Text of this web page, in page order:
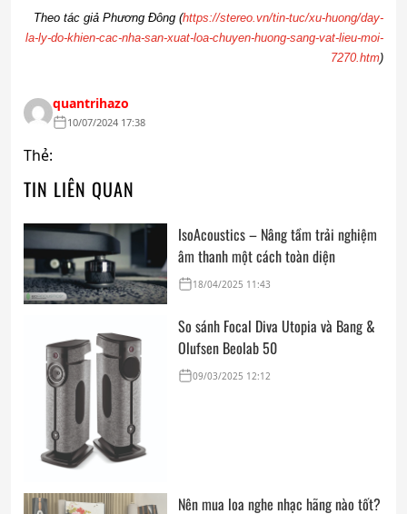
Theo tác giả Phương Đông (https://stereo.vn/tin-tuc/xu-huong/day-
la-ly-do-khien-cac-nha-san-xuat-loa-chuyen-huong-sang-vat-lieu-moi-
7270.htm)
quantrihazo
10/07/2024 17:38
Thẻ:
TIN LIÊN QUAN
IsoAcoustics – Nâng tầm trải nghiệm
âm thanh một cách toàn diện
18/04/2025 11:43
So sánh Focal Diva Utopia và Bang &
Olufsen Beolab 50
09/03/2025 12:12
Nên mua loa nghe nhạc hãng nào tốt?